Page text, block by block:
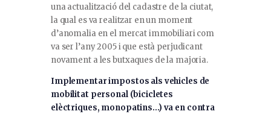
una actualització del cadastre de la ciutat,
la qual es va realitzar en un moment
d’anomalia en el mercat immobiliari com
va ser l’any 2005 i que està perjudicant
novament a les butxaques de la majoria.
Implementar impostos als vehicles de
mobilitat personal (bicicletes
elèctriques, monopatins…) va en contra